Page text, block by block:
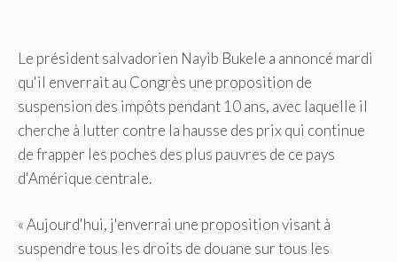
Le président salvadorien Nayib Bukele a annoncé mardi
qu'il enverrait au Congrès une proposition de
suspension des impôts pendant 10 ans, avec laquelle il
cherche à lutter contre la hausse des prix qui continue
de frapper les poches des plus pauvres de ce pays
d'Amérique centrale.
« Aujourd'hui, j'enverrai une proposition visant à
suspendre tous les droits de douane sur tous les